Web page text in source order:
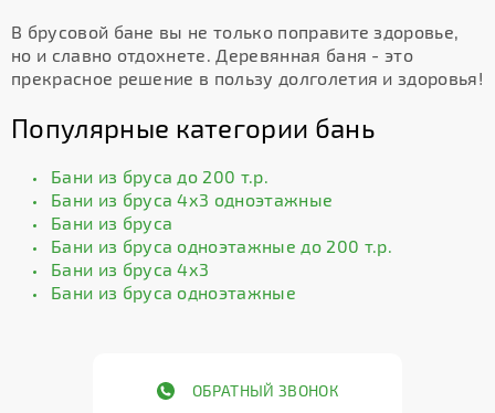
В брусовой бане вы не только поправите здоровье,
но и славно отдохнете. Деревянная баня - это
прекрасное решение в пользу долголетия и здоровья!
Популярные категории бань
Бани из бруса до 200 т.р.
Бани из бруса 4х3 одноэтажные
Бани из бруса
Бани из бруса одноэтажные до 200 т.р.
Бани из бруса 4х3
Бани из бруса одноэтажные
ОБРАТНЫЙ ЗВОНОК